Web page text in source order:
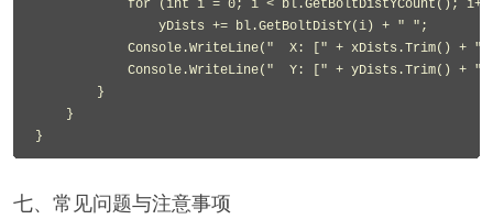
for (int i = 0; i < bl.GetBoltDistYCount();
                yDists += bl.GetBoltDistY(i) + " ";
Console.WriteLine("  X: [" + xDists.Trim() +
Console.WriteLine("  Y: [" + yDists.Trim() +
        }
    }
}
七、常见问题与注意事项